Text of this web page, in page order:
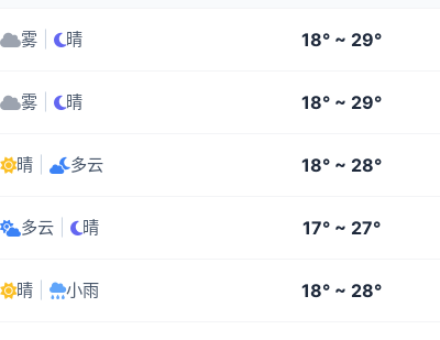
1-3
雾 晴 18° ~ 29°
雾 晴 18° ~ 29°
晴 多云 18° ~ 28°
多云 晴 17° ~ 27°
晴 小雨 18° ~ 28°